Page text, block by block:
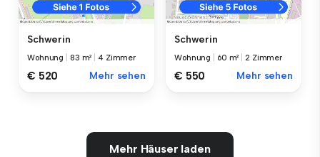
Schwerin
Wohnung 83 m² 4 Zimmer
€ 520 Mehr sehen
Schwerin
Wohnung 60 m² |2 Zimmer
€ 550 Mehr sehen
Mehr Häuser laden